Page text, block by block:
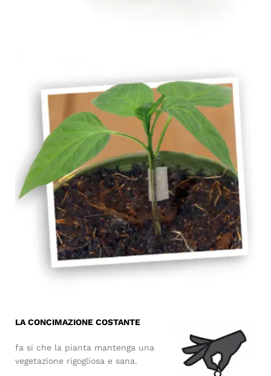
LA CONCIMAZIONE COSTANTE
fa si che la pianta mantenga una
vegetazione rigogliosa e sana.